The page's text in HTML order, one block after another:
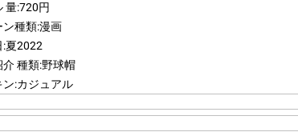
量:720円
ン種類:漫画
:夏2022
種類:野球帽
ン:カジュアル